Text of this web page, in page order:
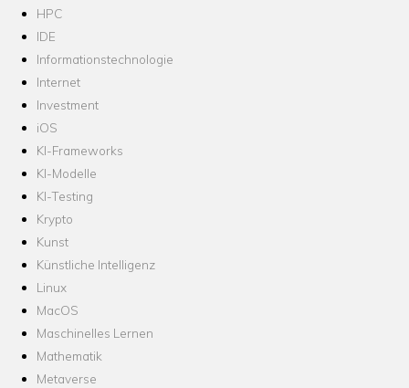
HPC
IDE
Informationstechnologie
Internet
Investment
iOS
KI-Frameworks
KI-Modelle
KI-Testing
Krypto
Kunst
Künstliche Intelligenz
Linux
MacOS
Maschinelles Lernen
Mathematik
Metaverse